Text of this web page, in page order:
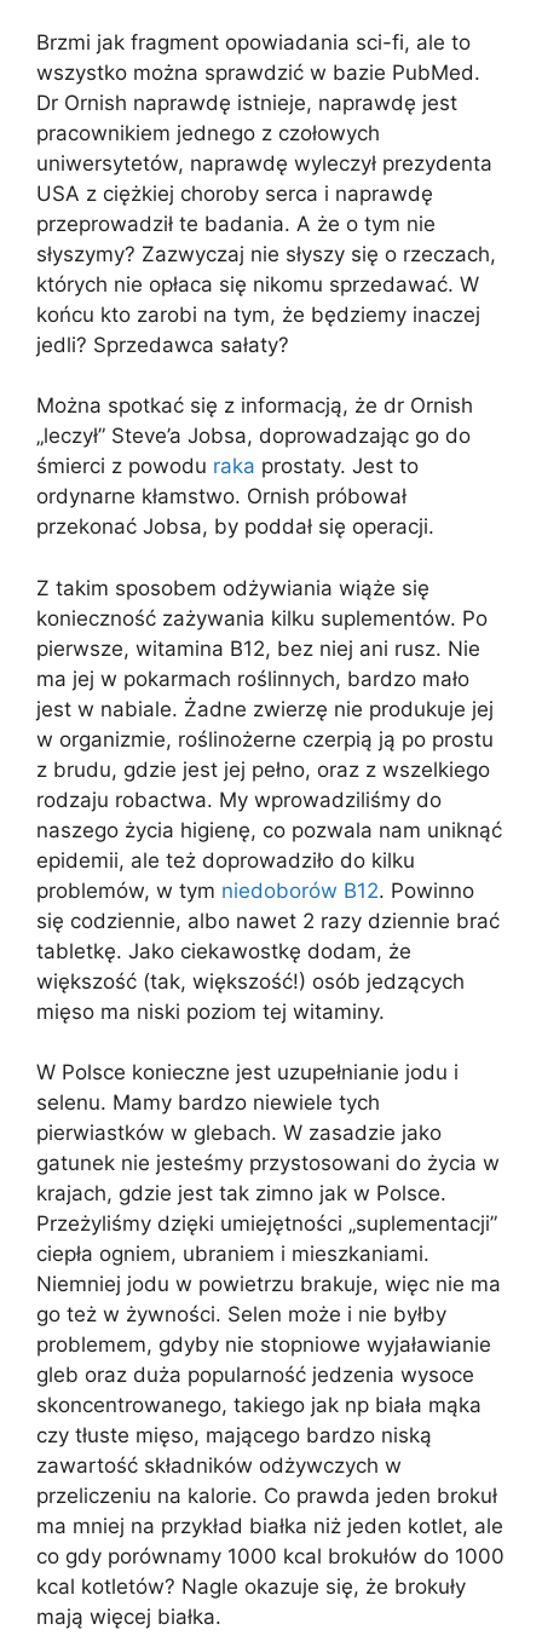
Brzmi jak fragment opowiadania sci-fi, ale to
wszystko można sprawdzić w bazie PubMed.
Dr Ornish naprawdę istnieje, naprawdę jest
pracownikiem jednego z czołowych
uniwersytetów, naprawdę wyleczył prezydenta
USA z ciężkiej choroby serca i naprawdę
przeprowadził te badania. A że o tym nie
słyszymy? Zazwyczaj nie słyszy się o rzeczach,
których nie opłaca się nikomu sprzedawać. W
końcu kto zarobi na tym, że będziemy inaczej
jedli? Sprzedawca sałaty?
Można spotkać się z informacją, że dr Ornish
„leczył” Steve’a Jobsa, doprowadzając go do
śmierci z powodu raka prostaty. Jest to
ordynarne kłamstwo. Ornish próbował
przekonać Jobsa, by poddał się operacji.
Z takim sposobem odżywiania wiąże się
konieczność zażywania kilku suplementów. Po
pierwsze, witamina B12, bez niej ani rusz. Nie
ma jej w pokarmach roślinnych, bardzo mało
jest w nabiale. Żadne zwierzę nie produkuje jej
w organizmie, roślinożerne czerpią ją po prostu
z brudu, gdzie jest jej pełno, oraz z wszelkiego
rodzaju robactwa. My wprowadziliśmy do
naszego życia higienę, co pozwala nam uniknąć
epidemii, ale też doprowadziło do kilku
problemów, w tym niedoborów B12. Powinno
się codziennie, albo nawet 2 razy dziennie brać
tabletkę. Jako ciekawostkę dodam, że
większość (tak, większość!) osób jedzących
mięso ma niski poziom tej witaminy.
W Polsce konieczne jest uzupełnianie jodu i
selenu. Mamy bardzo niewiele tych
pierwiastków w glebach. W zasadzie jako
gatunek nie jesteśmy przystosowani do życia w
krajach, gdzie jest tak zimno jak w Polsce.
Przeżyliśmy dzięki umiejętności „suplementacji”
ciepła ogniem, ubraniem i mieszkaniami.
Niemniej jodu w powietrzu brakuje, więc nie ma
go też w żywności. Selen może i nie byłby
problemem, gdyby nie stopniowe wyjaławianie
gleb oraz duża popularność jedzenia wysoce
skoncentrowanego, takiego jak np biała mąka
czy tłuste mięso, mającego bardzo niską
zawartość składników odżywczych w
przeliczeniu na kalorie. Co prawda jeden brokuł
ma mniej na przykład białka niż jeden kotlet, ale
co gdy porównamy 1000 kcal brokułów do 1000
kcal kotletów? Nagle okazuje się, że brokuły
mają więcej białka.